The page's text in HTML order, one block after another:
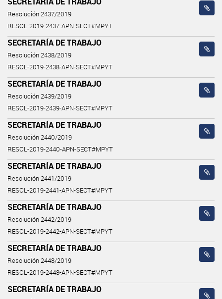
Resolución 2437/2019
RESOL-2019-2437-APN-SECT#MPYT
SECRETARÍA DE TRABAJO
Resolución 2438/2019
RESOL-2019-2438-APN-SECT#MPYT
SECRETARÍA DE TRABAJO
Resolución 2439/2019
RESOL-2019-2439-APN-SECT#MPYT
SECRETARÍA DE TRABAJO
Resolución 2440/2019
RESOL-2019-2440-APN-SECT#MPYT
SECRETARÍA DE TRABAJO
Resolución 2441/2019
RESOL-2019-2441-APN-SECT#MPYT
SECRETARÍA DE TRABAJO
Resolución 2442/2019
RESOL-2019-2442-APN-SECT#MPYT
SECRETARÍA DE TRABAJO
Resolución 2448/2019
RESOL-2019-2448-APN-SECT#MPYT
SECRETARÍA DE TRABAJO